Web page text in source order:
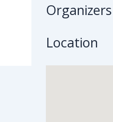
Organizers
Location